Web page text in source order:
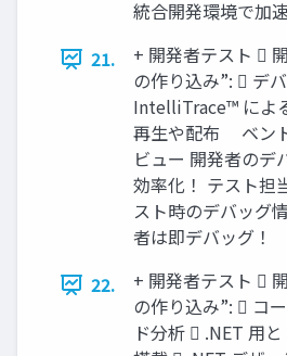
統合開発環境で加速
21.
+ 開発者テスト 
の作り込み”:  デ
IntelliTrace™ によ
再生や配布 ゗ベン
ビュー 開発者のデ
効率化！ テスト担
スト時のデバッグ
者は即デバッグ！
22.
+ 開発者テスト 
の作り込み”:  コ
ド分析  .NET 用